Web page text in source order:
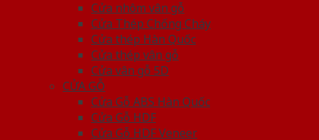
Cửa nhôm vân gỗ
Cửa Thép Chống Cháy
Cửa thép Hàn Quốc
Cửa thép vân gỗ
Cửa vân gỗ 5D
CỬA GỖ
Cửa Gỗ ABS Hàn Quốc
Cửa Gỗ HDF
Cửa Gỗ HDF Veneer